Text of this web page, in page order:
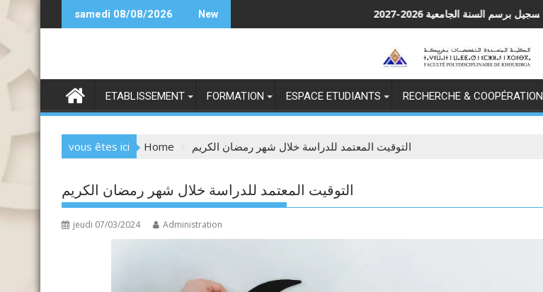
to
samedi 08/08/2026 New
SIIA 25-26 التسجيل برسم السنة الجامعية 2026-2027
ETABLISSEMENT FORMATION ESPACE ETUDIANTS RECHERCHE & COOPÉRATION
vous êtes ici Home التوقيت المعتمد للدراسة خلال شهر رمضان الكريم
التوقيت المعتمد للدراسة خلال شهر رمضان الكريم
jeudi 07/03/2024 Administration